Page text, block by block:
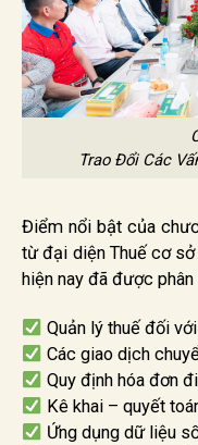
Café Doanh
Trao Đổi Các
Điểm nổi bật của
từ đại diện Thuế cơ sở
hiện nay đã được
Quản lý thuế đối
Các giao dịch
Quy định hóa đơn
Kê khai – quyết
Ứng dụng dữ liệu